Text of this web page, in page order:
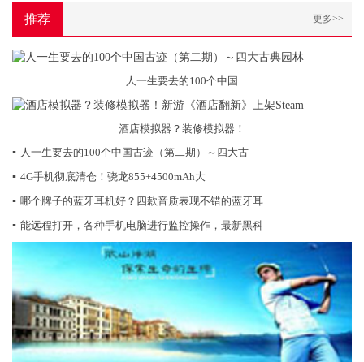
推荐 更多>>
人一生要去的100个中国
酒店模拟器？装修模拟器！
▪ 人一生要去的100个中国古迹（第二期）～四大古
▪ 4G手机彻底清仓！骁龙855+4500mAh大
▪ 哪个牌子的蓝牙耳机好？四款音质表现不错的蓝牙耳
▪ 能远程打开，各种手机电脑进行监控操作，最新黑科